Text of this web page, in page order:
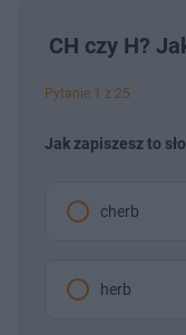
CH czy H?
Pytanie 1 z 25
Jak zapiszesz to
cherb
herb